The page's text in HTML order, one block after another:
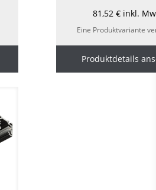
81,52€ inkl.
Eine Produktvariante
Produktdetails